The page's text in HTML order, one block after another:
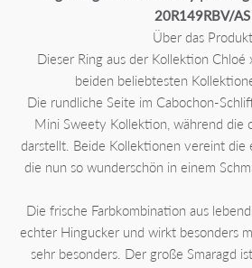
20R149RBV/AS
Über das Produkt
Dieser Ring aus der Kollektion
beiden beliebtesten
Die rundliche Seite im Cabochon-
Mini Sweety Kollektion, während die
darstellt. Beide Kollektionen vereint die
die nun so wunderschön in einem
Die frische Farbkombination aus
echter Hingucker und wirkt besonders
sehr besonders. Der große Smaragd